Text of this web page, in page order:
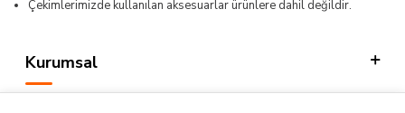
Çekimlerimizde kullanılan aksesuarlar ürünlere dahil değildir.
Kurumsal